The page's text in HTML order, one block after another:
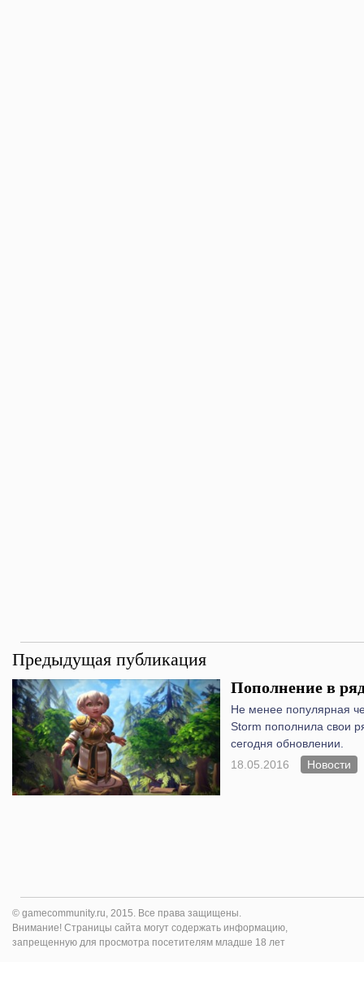
Предыдущая публикация
Пополнение в
Не менее популярная
Storm пополнила свои
сегодня обновлении.
18.05.2016
Новости
© gamecommunity.ru, 2015. Все права защищены.
Внимание! Страницы сайта могут содержать информацию,
запрещенную для просмотра посетителям младше 18 лет